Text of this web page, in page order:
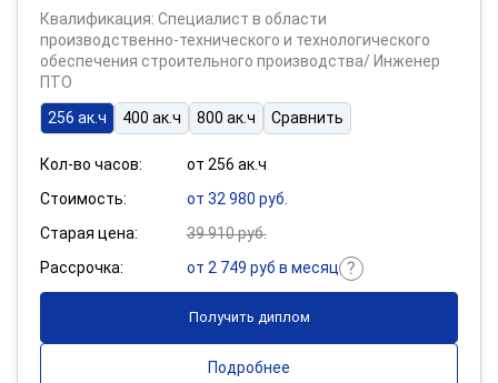
Квалификация: Специалист в области
производственно-технического и технологического
обеспечения строительного производства/ Инженер
ПТО
256 ак.ч
400 ак.ч 800 ак.ч Сравнить
Кол-во часов:
от 256 ак.ч
Стоимость:
от 32 980 руб.
Старая цена:
39 910 руб.
Рассрочка:
от 2 749 руб в месяц
Получить диплом
Подробнее